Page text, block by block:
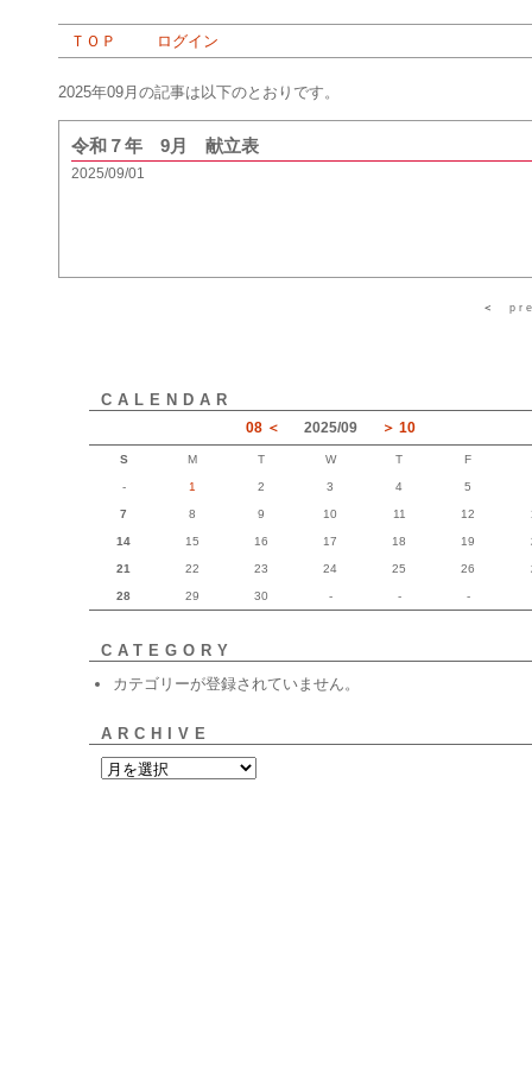
ＴＯＰ ログイン
2025年09月の記事は以下のとおりです。
令和７年 9月 献立表
2025/09/01
＜
CALENDAR
08 2025/09 10
S M T W T F
- 1 2 3 4 5
7 8 9 10 11 12
14 15 16 17 18 19
21 22 23 24 25 26
28 29 30 - - -
CATEGORY
カテゴリーが登録されていません。
ARCHIVE